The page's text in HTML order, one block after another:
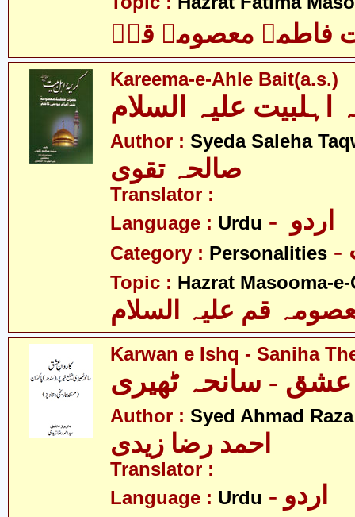
فاطمہ معصومہ قمؑ
Kareema-e-Ahle Bait(a.s.)
اہلبیت علیہ السلام
Author : Syeda Saleha
صالحہ تقوی
Translator :
Language : Urdu
Category : Personalities
Topic : Hazrat Masooma-
قم علیہ السلام
Karwan e Ishq - Saniha
عشق - سانحہ ٹھیری
Author : Syed Ahmad
احمد رضا زیدی
Translator :
Language : Urdu - اردو